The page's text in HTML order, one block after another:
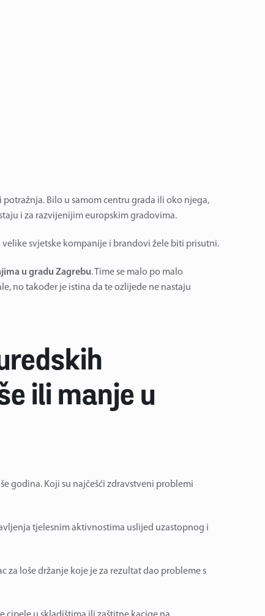
Bilo u samom centru grada ili oko njega,
i za razvijenijim europskim gradovima.
svjetske kompanije i brandovi žele biti prisutni.
u gradu Zagrebu. Time se malo po malo
no također je istina da te ozlijede ne nastaju
ili manje u
godina. Koji su najčešći zdravstveni problemi
tjelesnim aktivnostima uslijed uzastopnog i
loše držanje koje je za rezultat dao probleme s